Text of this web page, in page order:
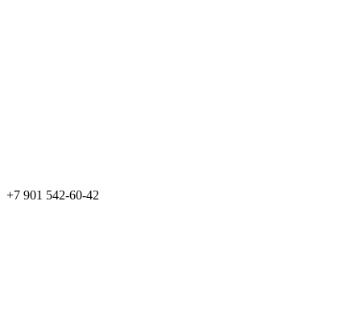
+7 901 542-60-42